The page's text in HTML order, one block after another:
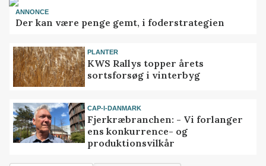
ANNONCE
Der kan være penge gemt, i foderstrategien
PLANTER
KWS Rallys topper årets
sortsforsøg i vinterbyg
CAP-I-DANMARK
Fjerkræbranchen: - Vi forlanger
ens konkurrence- og
produktionsvilkår